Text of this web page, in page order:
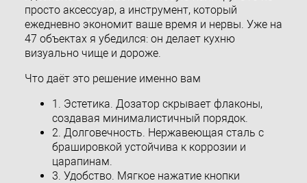
просто аксессуар, а инструмент, который
ежедневно экономит ваше время и нервы. Уже на
47 объектах я убедился: он делает кухню
визуально чище и дороже.
Что даёт это решение именно вам
1. Эстетика. Дозатор скрывает флаконы,
создавая минималистичный порядок.
2. Долговечность. Нержавеющая сталь с
брашировкой устойчива к коррозии и
царапинам.
3. Удобство. Мягкое нажатие кнопки